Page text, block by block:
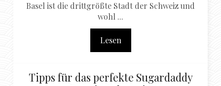
Basel ist die drittgrößte Stadt der Schweiz und
wohl ...
Lesen
Tipps für das perfekte Sugardaddy